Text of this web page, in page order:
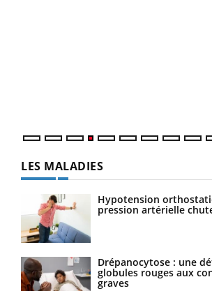
LES MALADIES
Hypotension
pression artérielle
Drépanocytose : une
globules rouges aux
graves